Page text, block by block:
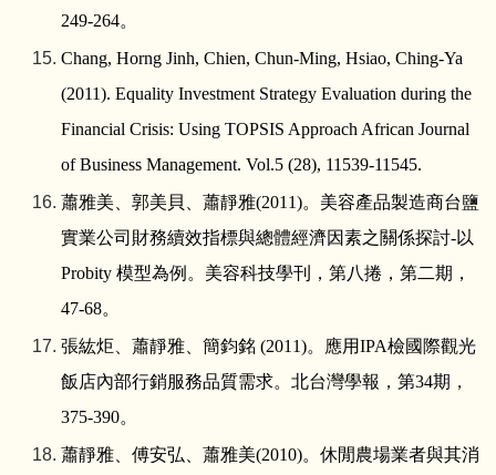
249-264。
Chang, Horng Jinh, Chien, Chun-Ming, Hsiao, Ching-Ya
(2011). Equality Investment Strategy Evaluation during the
Financial Crisis: Using TOPSIS Approach African Journal
of Business Management. Vol.5 (28), 11539-11545.
蕭雅美、郭美貝、蕭靜雅(2011)。美容產品製造商台鹽
實業公司財務續效指標與總體經濟因素之關係探討-以
Probity 模型為例。美容科技學刊，第八捲，第二期，
47-68。
張紘炬、蕭靜雅、簡鈞銘 (2011)。應用IPA檢國際觀光
飯店內部行銷服務品質需求。北台灣學報，第34期，
375-390。
蕭靜雅、傅安弘、蕭雅美(2010)。休閒農場業者與其消